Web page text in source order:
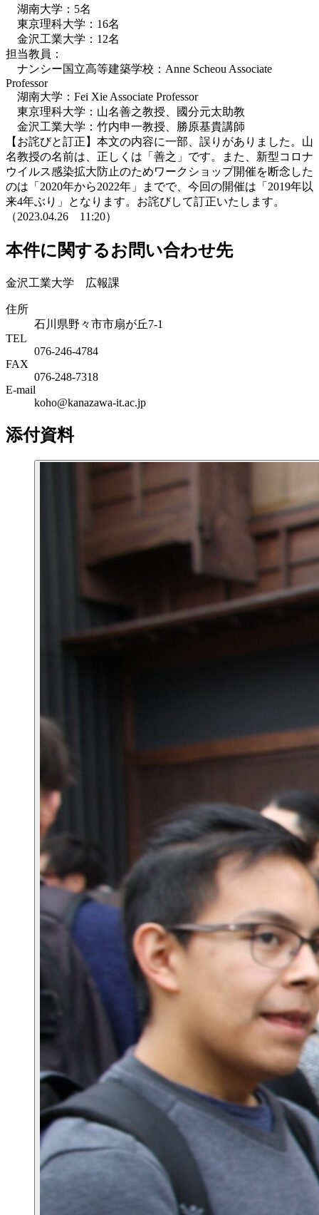
湖南大学：5名
東京理科大学：16名
金沢工業大学：12名
担当教員：
ナンシー国立高等建築学校：Anne Scheou Associate
Professor
湖南大学：Fei Xie Associate Professor
東京理科大学：山名善之教授、國分元太助教
金沢工業大学：竹内申一教授、勝原基貴講師
【お詫びと訂正】本文の内容に一部、誤りがありました。山
名教授の名前は、正しくは「善之」です。また、新型コロナ
ウイルス感染拡大防止のためワークショップ開催を断念した
のは「2020年から2022年」までで、今回の開催は「2019年以
来4年ぶり」となります。お詫びして訂正いたします。
（2023.04.26 11:20）
本件に関するお問い合わせ先
金沢工業大学 広報課
住所
石川県野々市市扇が丘7-1
TEL
076-246-4784
FAX
076-248-7318
E-mail
koho@kanazawa-it.ac.jp
添付資料